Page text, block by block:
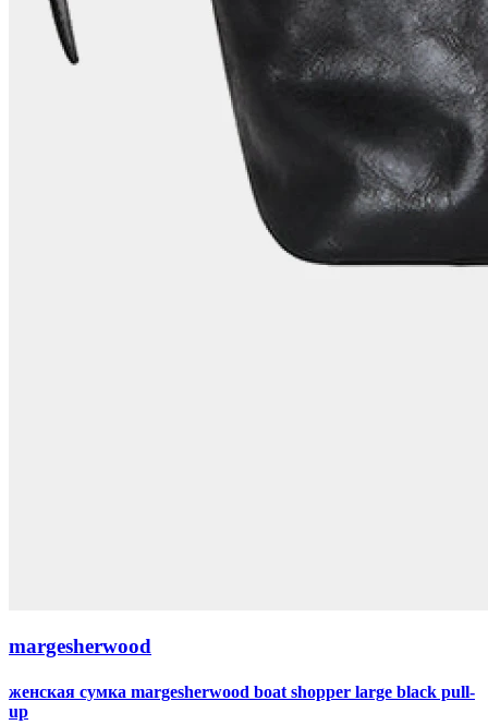
margesherwood
женская сумка margesherwood boat shopper large black pull-
up